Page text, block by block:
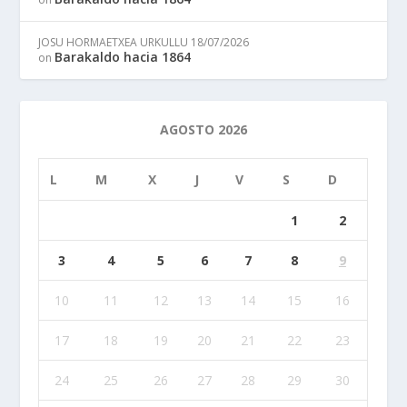
JOSU HORMAETXEA URKULLU 18/07/2026
on Barakaldo hacia 1864
AGOSTO 2026
L M X J V S D
1 2
3 4 5 6 7 8 9
10 11 12 13 14 15 16
17 18 19 20 21 22 23
24 25 26 27 28 29 30